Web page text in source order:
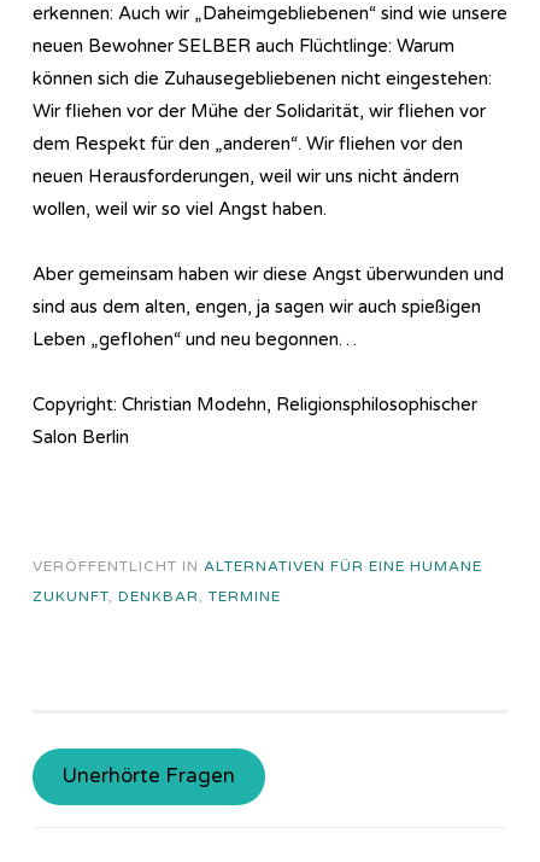
erkennen: Auch wir „Daheimgebliebenen“ sind wie unsere
neuen Bewohner SELBER auch Flüchtlinge: Warum
können sich die Zuhausegebliebenen nicht eingestehen:
Wir fliehen vor der Mühe der Solidarität, wir fliehen vor
dem Respekt für den „anderen“. Wir fliehen vor den
neuen Herausforderungen, weil wir uns nicht ändern
wollen, weil wir so viel Angst haben.
Aber gemeinsam haben wir diese Angst überwunden und
sind aus dem alten, engen, ja sagen wir auch spießigen
Leben „geflohen“ und neu begonnen…
Copyright: Christian Modehn, Religionsphilosophischer
Salon Berlin
VERÖFFENTLICHT IN ALTERNATIVEN FÜR EINE HUMANE
ZUKUNFT, DENKBAR, TERMINE
Unerhörte Fragen